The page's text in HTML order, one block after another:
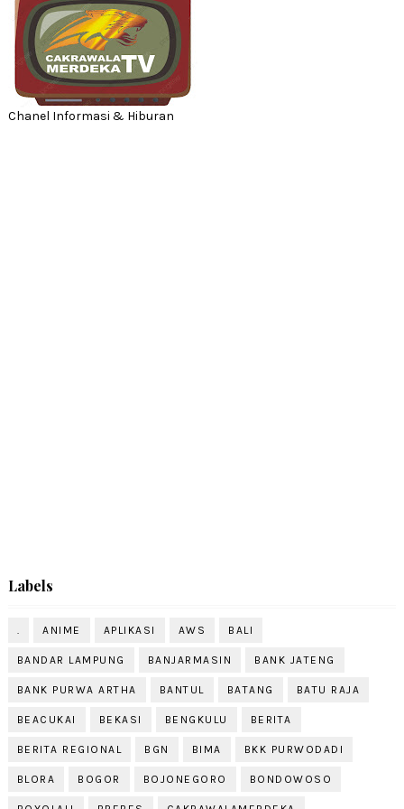
Chanel Informasi & Hiburan
Labels
. ANIME APLIKASI AWS BALI
BANDAR LAMPUNG BANJARMASIN BANK JATENG
BANK PURWA ARTHA BANTUL BATANG BATU RAJA
BEACUKAI BEKASI BENGKULU BERITA
BERITA REGIONAL BGN BIMA BKK PURWODADI
BLORA BOGOR BOJONEGORO BONDOWOSO